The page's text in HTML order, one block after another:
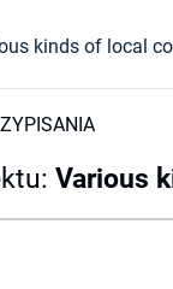
kinds of local
: Various